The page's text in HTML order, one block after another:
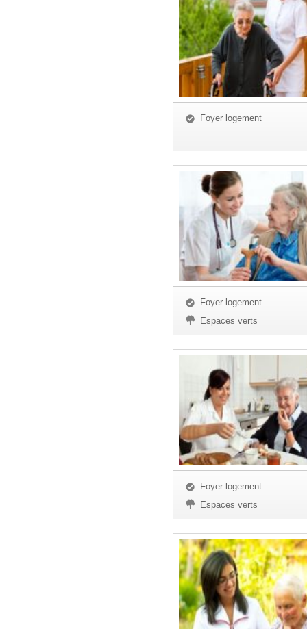
Foyer logement
Foyer logement
Espaces verts
Foyer logement
Espaces verts